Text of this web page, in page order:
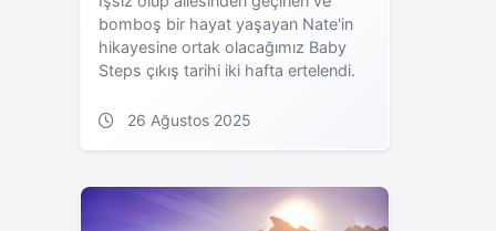
bomboş bir hayat yaşayan Nate'in
hikayesine ortak olacağımız Baby
Steps çıkış tarihi iki hafta ertelendi.
26 Ağustos 2025